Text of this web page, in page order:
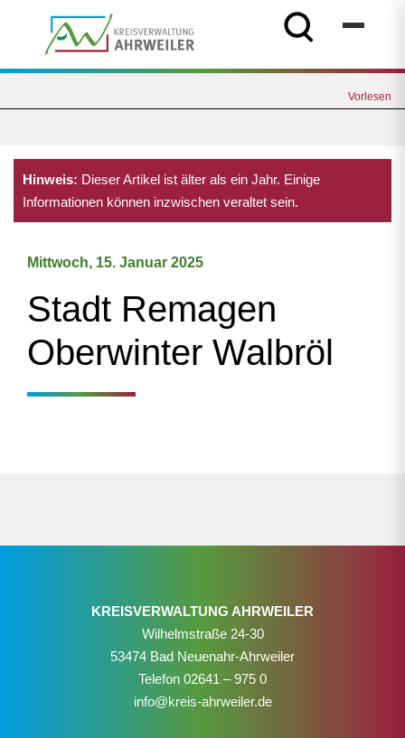
Vorlesen
Hinweis: Dieser Artikel ist älter als ein Jahr. Einige
Informationen können inzwischen veraltet sein.
Mittwoch, 15. Januar 2025
Stadt Remagen
Oberwinter Walbröl
KREISVERWALTUNG AHRWEILER
Wilhelmstraße 24-30
53474 Bad Neuenahr-Ahrweiler
Telefon 02641 – 975 0
info@kreis-ahrweiler.de